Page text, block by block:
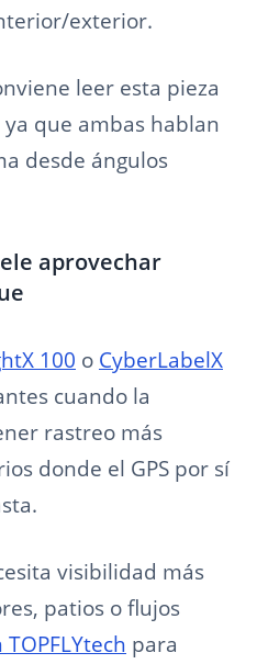
exterior.
leer esta pieza
ya que ambas hablan
desde ángulos
aprovechar
100 o CyberLabelX
cuando la
rastreo más
donde el GPS por sí
visibilidad más
patios o flujos
para